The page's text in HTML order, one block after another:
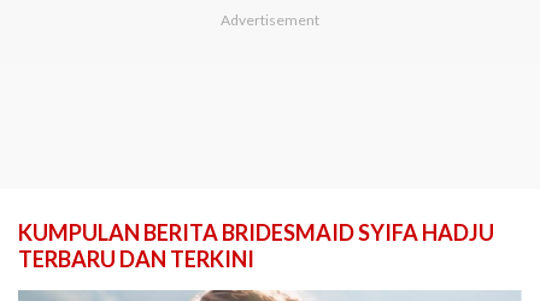
KUMPULAN BERITA BRIDESMAID SYIFA HADJU
TERBARU DAN TERKINI